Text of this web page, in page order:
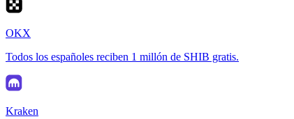
OKX
Todos los españoles reciben 1 millón de SHIB gratis.
Kraken